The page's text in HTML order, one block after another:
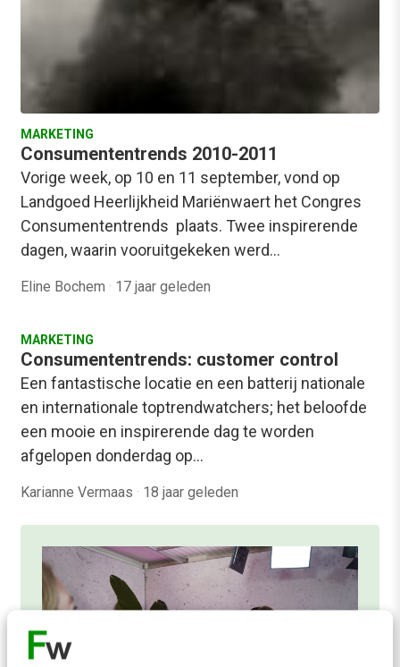
MARKETING
Consumententrends 2010-2011
Vorige week, op 10 en 11 september, vond op
Landgoed Heerlijkheid Mariënwaert het Congres
Consumententrends plaats. Twee inspirerende
dagen, waarin vooruitgekeken werd…
Eline Bochem · 17 jaar geleden
MARKETING
Consumententrends: customer control
Een fantastische locatie en een batterij nationale
en internationale toptrendwatchers; het beloofde
een mooie en inspirerende dag te worden
afgelopen donderdag op…
Karianne Vermaas · 18 jaar geleden